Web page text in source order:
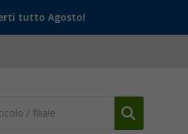
tutto Agosto!